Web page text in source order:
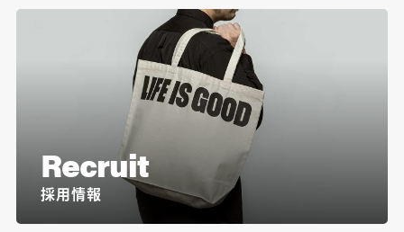
Recruit
採用情報